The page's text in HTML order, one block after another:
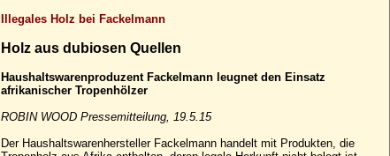
Illegales Holz bei Fackelmann
Holz aus dubiosen Quellen
Haushaltswarenproduzent Fackelmann leugnet den Einsatz
afrikanischer Tropenhölzer
ROBIN WOOD Pressemitteilung, 19.5.15
Der Haushaltswarenhersteller Fackelmann handelt mit Produkten, die